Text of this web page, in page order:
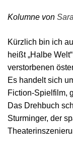
Kolumne von
Kürzlich bin ich
heißt „Halbe
verstorbenen
Es handelt sich
Fiction-Spielfilm,
Das Drehbuch
Sturminger, der